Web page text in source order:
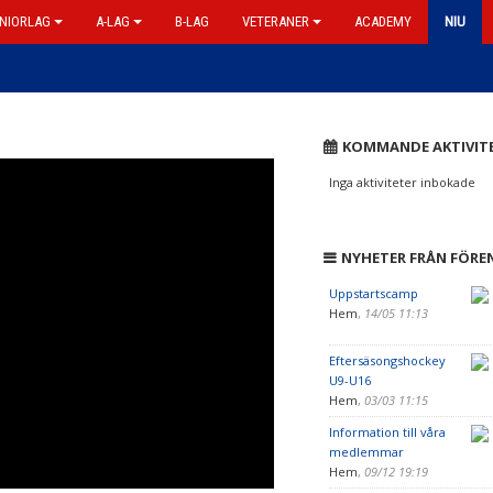
A-LAG B-LAG VETERANER ACADEMY NIU
KOMMANDE
Inga aktiviteter inbokade
NYHETER FRÅN
Uppstartscamp
Hem, 14/05 11:13
Eftersäsongshockey
U9-U16
Hem, 03/03 11:15
Information till våra
medlemmar
Hem, 09/12 19:19